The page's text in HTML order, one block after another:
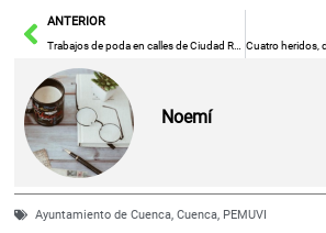
AntANTERIOR
Trabajos de poda en calles de Ciudad Real el próximo 9 de diciembre de 08:00 a 18:00 horas
Noemí
Ayuntamiento de Cuenca,Cuenca, PEMUVI